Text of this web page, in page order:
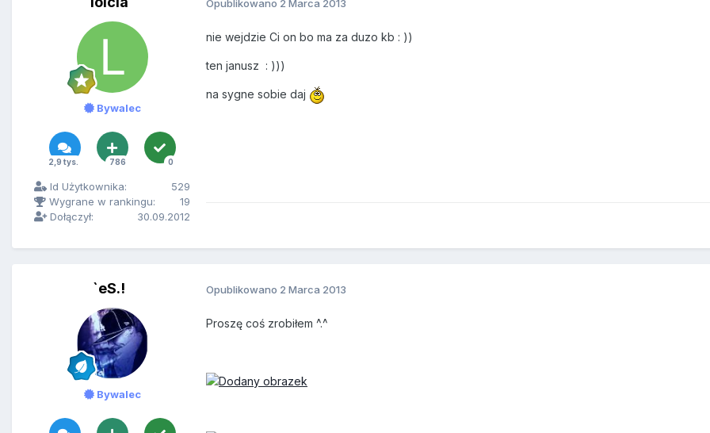
Bywalec
2,9 tys. 786 0
Id Użytkownika:
529
Wygrane w rankingu:
19
Dołączył:
30.09.2012
Opublikowano 2 Marca 2013
nie wejdzie Ci on bo ma za duzo kb : ))
ten janusz : )))
na sygne sobie daj
`eS.!
Bywalec
Opublikowano 2 Marca 2013
Proszę coś zrobiłem ^.^